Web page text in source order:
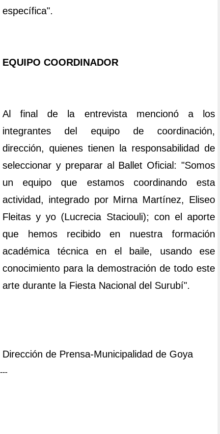
específica".
EQUIPO COORDINADOR
Al final de la entrevista mencionó a los
integrantes del equipo de coordinación,
dirección, quienes tienen la responsabilidad de
seleccionar y preparar al Ballet Oficial: "Somos
un equipo que estamos coordinando esta
actividad, integrado por Mirna Martínez, Eliseo
Fleitas y yo (Lucrecia Staciouli); con el aporte
que hemos recibido en nuestra formación
académica técnica en el baile, usando ese
conocimiento para la demostración de todo este
arte durante la Fiesta Nacional del Surubí".
Dirección de Prensa-Municipalidad de Goya
---